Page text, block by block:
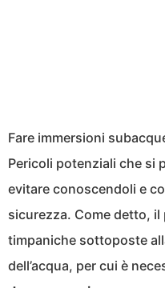
Fare immersioni
Pericoli potenziali che si
evitare conoscendoli e
sicurezza. Come detto,
timpaniche sottoposte
dell’acqua, per cui è